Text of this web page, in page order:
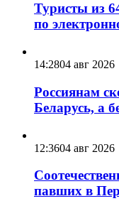
Туристы из
по
14:2804 авг 2026
Россиянам
Беларусь, а
12:3604 авг 2026
павших в